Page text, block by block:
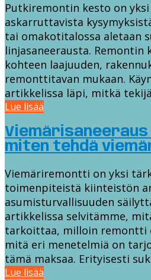
Putkiremontin kesto on
askarruttavista
tai omakotitalossa aletaan
linjasaneerausta. Remontin
kohteen laajuuden,
remonttitavan mukaan.
artikkelissa läpi, mitkä
Lue lisää
Viemärisaneeraus
miten tehdä
Viemäriremontti on yksi
toimenpiteistä kiinteistön
asumisturvallisuuden
artikkelissa selvitämme,
tarkoittaa, milloin remontti
mitä eri menetelmiä on
tämä maksaa. Erityisesti
Lue lisää